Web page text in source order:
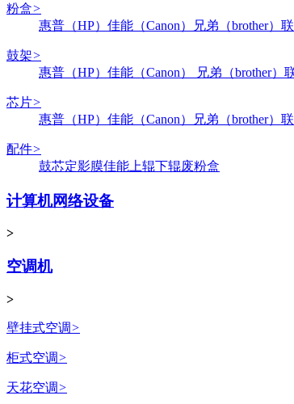
粉盒>
惠普（HP） 佳能（Canon） 兄弟（brother）
鼓架>
惠普（HP） 佳能（Canon） 兄弟（brother）
芯片>
惠普（HP） 佳能（Canon） 兄弟（brother）
配件>
鼓芯定影膜佳能 上辊下辊废粉盒
计算机网络设备
>
空调机
>
壁挂式空调>
柜式空调>
天花空调>